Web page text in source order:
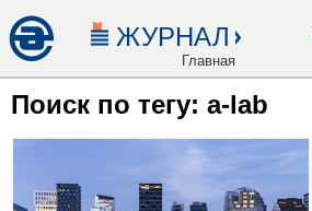
ЖУРНАЛ
Главная
Поиск по тегу: a-lab